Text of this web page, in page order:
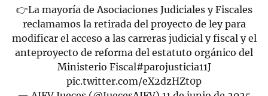
👉La mayoría de Asociaciones Judiciales y Fiscales
reclamamos la retirada del proyecto de ley para
modificar el acceso a las carreras judicial y fiscal y el
anteproyecto de reforma del estatuto orgánico del
Ministerio Fiscal#parojusticia11J
pic.twitter.com/eX2dzHZt0p